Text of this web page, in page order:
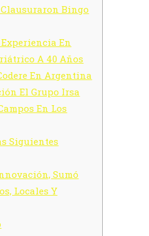
Bingo
En
A 40 Años
En Argentina
El Grupo Irsa
En Los
Siguientes
Sumó
Locales Y